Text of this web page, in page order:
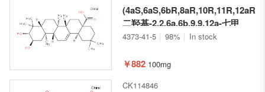
二羟基-2,2,6a,6b,9,9,12a-七甲
基-
4373-41-5 98% In stock
￥882 100mg
CK114846